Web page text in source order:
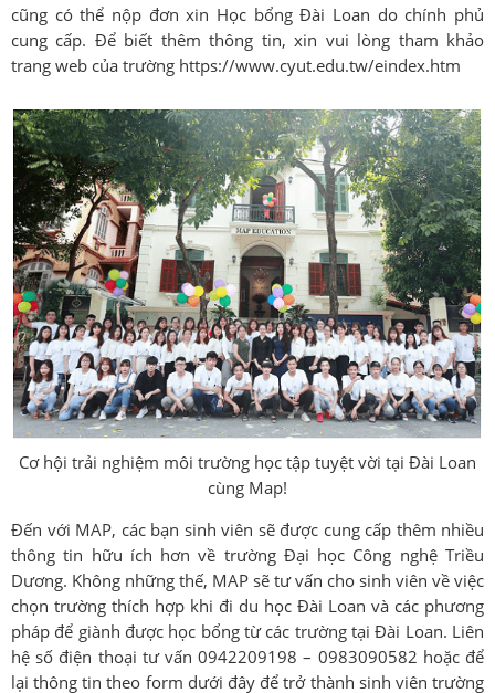
cũng có thể nộp đơn xin Học bổng Đài Loan do chính phủ
cung cấp. Để biết thêm thông tin, xin vui lòng tham khảo
trang web của trường https://www.cyut.edu.tw/eindex.htm
Cơ hội trải nghiệm môi trường học tập tuyệt vời tại Đài Loan
cùng Map!
Đến với MAP, các bạn sinh viên sẽ được cung cấp thêm nhiều
thông tin hữu ích hơn về trường Đại học Công nghệ Triều
Dương. Không những thế, MAP sẽ tư vấn cho sinh viên về việc
chọn trường thích hợp khi đi du học Đài Loan và các phương
pháp để giành được học bổng từ các trường tại Đài Loan. Liên
hệ số điện thoại tư vấn 0942209198 – 0983090582 hoặc để
lại thông tin theo form dưới đây để trở thành sinh viên trường